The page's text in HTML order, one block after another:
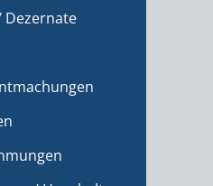
Dezernate